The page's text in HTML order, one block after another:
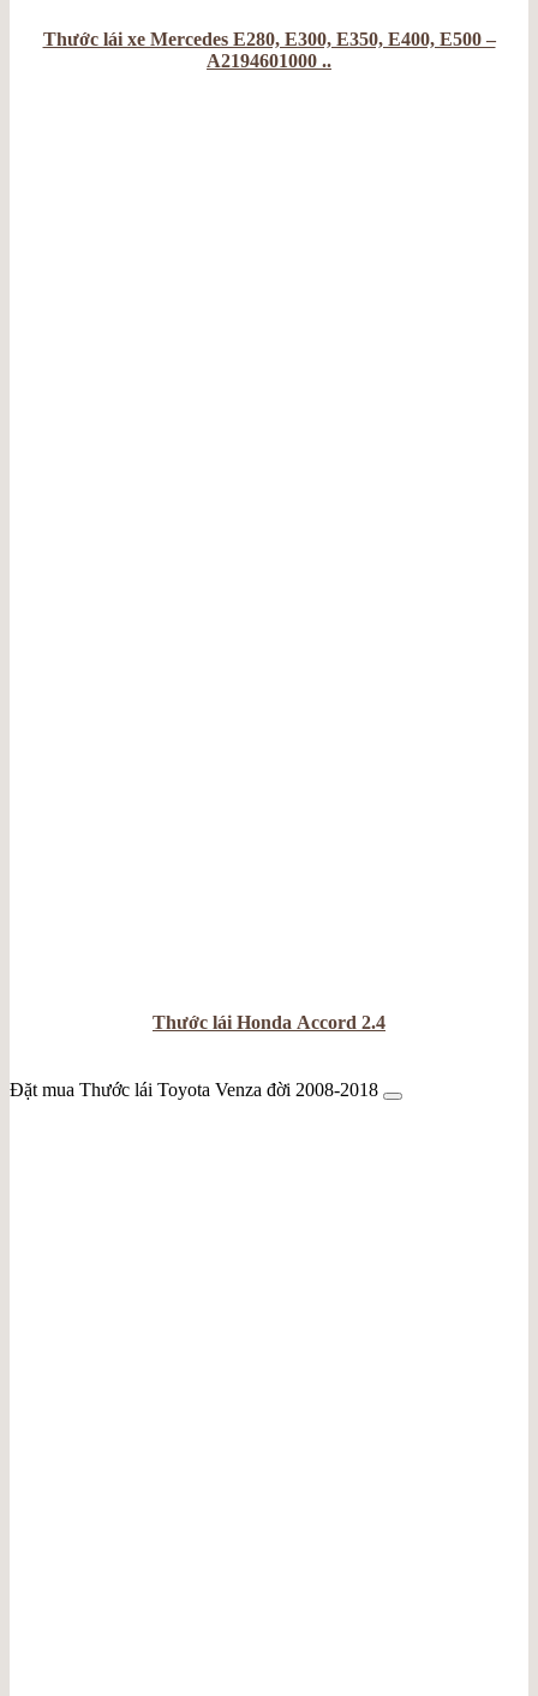
Thước lái xe Mercedes E280, E300, E350, E400, E500 –
A2194601000 ..
Thước lái Honda Accord 2.4
Đặt mua Thước lái Toyota Venza đời 2008-2018